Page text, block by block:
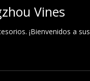
Vines
¡Bienvenidos a sus